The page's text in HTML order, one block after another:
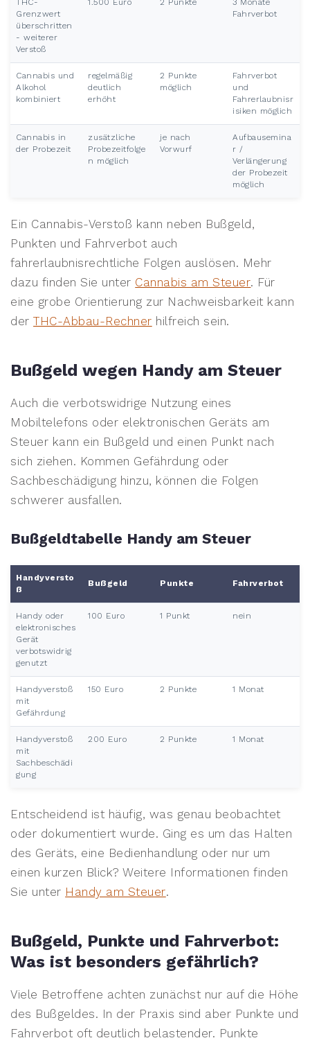
THC-
Grenzwert
überschritten
- weiterer
Verstoß
1.500 Euro 2 Punkte
3 Monate
Fahrverbot
Cannabis und
Alkohol
kombiniert
regelmäßig
deutlich
erhöht
2 Punkte
möglich
Fahrverbot
und
Fahrerlaubnisr
isiken möglich
Cannabis in
der Probezeit
zusätzliche
Probezeitfolge
n möglich
je nach
Vorwurf
Aufbausemina
r /
Verlängerung
der Probezeit
möglich
Ein Cannabis-Verstoß kann neben Bußgeld,
Punkten und Fahrverbot auch
fahrerlaubnisrechtliche Folgen auslösen. Mehr
dazu finden Sie unter Cannabis am Steuer. Für
eine grobe Orientierung zur Nachweisbarkeit kann
derTHC-Abbau-Rechner hilfreich sein.
Bußgeld wegen Handy am Steuer
Auch die verbotswidrige Nutzung eines
Mobiltelefons oder elektronischen Geräts am
Steuer kann ein Bußgeld und einen Punkt nach
sich ziehen. Kommen Gefährdung oder
Sachbeschädigung hinzu, können die Folgen
schwerer ausfallen.
Bußgeldtabelle Handy am Steuer
Handyversto
ß
Bußgeld Punkte Fahrverbot
Handy oder
elektronisches
Gerät
verbotswidrig
genutzt
100 Euro 1 Punkt nein
Handyverstoß
mit
Gefährdung
150 Euro 2 Punkte 1 Monat
Handyverstoß
mit
Sachbeschädi
gung
200 Euro 2 Punkte 1 Monat
Entscheidend ist häufig, was genau beobachtet
oder dokumentiert wurde. Ging es um das Halten
des Geräts, eine Bedienhandlung oder nur um
einen kurzen Blick? Weitere Informationen finden
Sie unter Handy am Steuer.
Bußgeld, Punkte und Fahrverbot:
Was ist besonders gefährlich?
Viele Betroffene achten zunächst nur auf die Höhe
des Bußgeldes. In der Praxis sind aber Punkte und
Fahrverbot oft deutlich belastender. Punkte